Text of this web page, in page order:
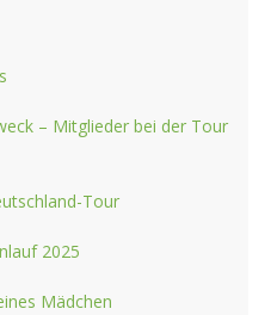
– Mitglieder bei der Tour
Tour
2025
Mädchen